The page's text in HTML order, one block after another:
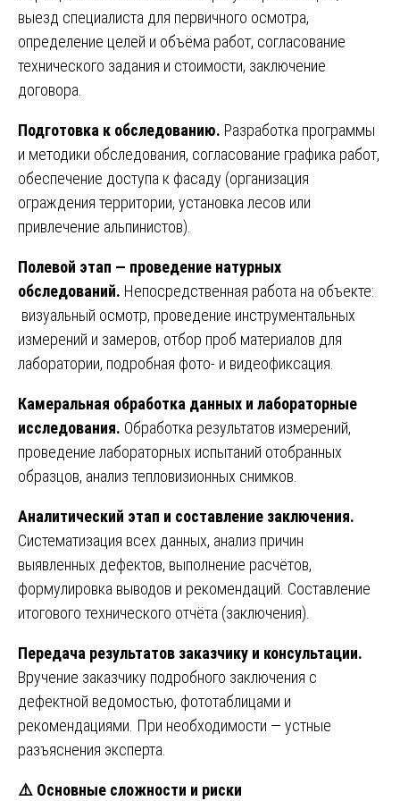
выезд специалиста для первичного осмотра,
определение целей и объёма работ, согласование
технического задания и стоимости, заключение
договора.
Подготовка к обследованию. Разработка программы
и методики обследования, согласование графика работ,
обеспечение доступа к фасаду (организация
ограждения территории, установка лесов или
привлечение альпинистов).
Полевой этап — проведение натурных
обследований. Непосредственная работа на объекте:
визуальный осмотр, проведение инструментальных
измерений и замеров, отбор проб материалов для
лаборатории, подробная фото- и видеофиксация.
Камеральная обработка данных и лабораторные
исследования. Обработка результатов измерений,
проведение лабораторных испытаний отобранных
образцов, анализ тепловизионных снимков.
Аналитический этап и составление заключения.
Систематизация всех данных, анализ причин
выявленных дефектов, выполнение расчётов,
формулировка выводов и рекомендаций. Составление
итогового технического отчёта (заключения).
Передача результатов заказчику и консультации.
Вручение заказчику подробного заключения с
дефектной ведомостью, фототаблицами и
рекомендациями. При необходимости — устные
разъяснения эксперта.
⚠ Основные сложности и риски